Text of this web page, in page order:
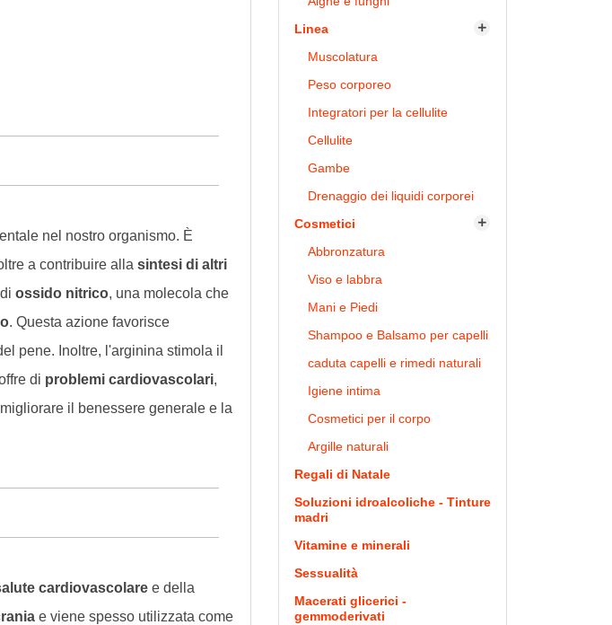
Linea

Muscolatura
Peso corporeo
Integratori per la cellulite
Cellulite
Gambe
Drenaggio dei liquidi corporei
Cosmetici

Abbronzatura
Viso e labbra
Mani e Piedi
Shampoo e Balsamo per capelli
caduta capelli e rimedi naturali
Igiene intima
Cosmetici per il corpo
Argille naturali
Regali di Natale
Soluzioni idroalcoliche - Tinture
madri
Vitamine e minerali
Sessualità
Macerati glicerici -
gemmoderivati
nel nostro organismo. È
a contribuire alla sintesi di altri
ossido nitrico, una molecola che
. Questa azione favorisce
pene. Inoltre, l'arginina stimola il
di problemi cardiovascolari,
il benessere generale e la
cardiovascolare e della
e viene spesso utilizzata come